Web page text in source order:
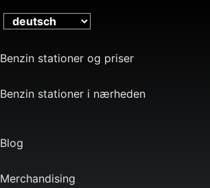
Benzin stationer og priser
Benzin stationer i nærheden
Blog
Merchandising